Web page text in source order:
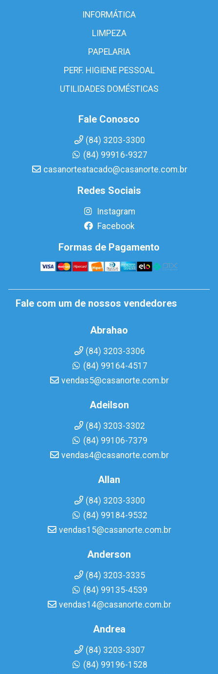
INFORMÁTICA
LIMPEZA
PAPELARIA
PERF. HIGIENE PESSOAL
UTILIDADES DOMÉSTICAS
Fale Conosco
(84) 3203-3300
(84) 99916-9327
casanorteatacado@casanorte.com.br
Redes Sociais
Instagram
Facebook
Formas de Pagamento
Fale com um de nossos vendedores
Abrahao
(84) 3203-3306
(84) 99164-4517
vendas5@casanorte.com.br
Adeilson
(84) 3203-3302
(84) 99106-7379
vendas4@casanorte.com.br
Allan
(84) 3203-3300
(84) 99184-9532
vendas15@casanorte.com.br
Anderson
(84) 3203-3335
(84) 99135-4539
vendas14@casanorte.com.br
Andrea
(84) 3203-3307
(84) 99196-1528